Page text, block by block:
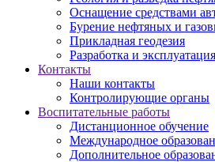
Оснащение средствами
Бурение нефтяных и
Прикладная геодезия
Разработка и
Контакты
Наши контакты
Контролирующие органы
Воспитательные работы
Дистанционное обучение
Международное
Дополнительное